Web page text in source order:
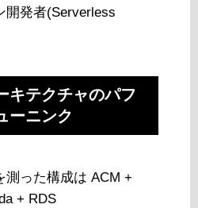
開発者(Serverless
キテクチャのパフ
ーニンク
測った構成は ACM +
+ RDS